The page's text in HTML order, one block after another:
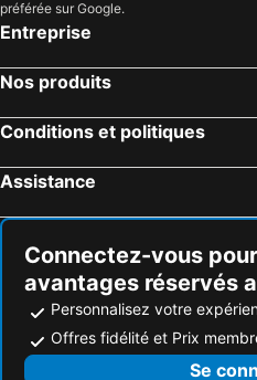
Hôtels Düren
Hôtels Winterberg
Hôtels Hamm
Hôtels Gladbeck
Hôtels Herne
préférée sur Google.
Entreprise
Nos produits
Conditions et politiques
Assistance
Connectez-vous
avantages réservés
Personnalisez votre
Offres fidélité et Prix
Se